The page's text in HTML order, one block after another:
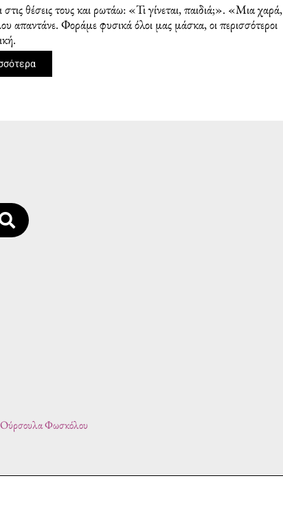
στις θέσεις τους και ρωτάω: «Τι γίνεται, παιδιά;». «Μια χαρά,
απαντάνε. Φοράμε φυσικά όλοι μας μάσκα, οι περισσότεροι
Ούρσουλα Φωσκόλου